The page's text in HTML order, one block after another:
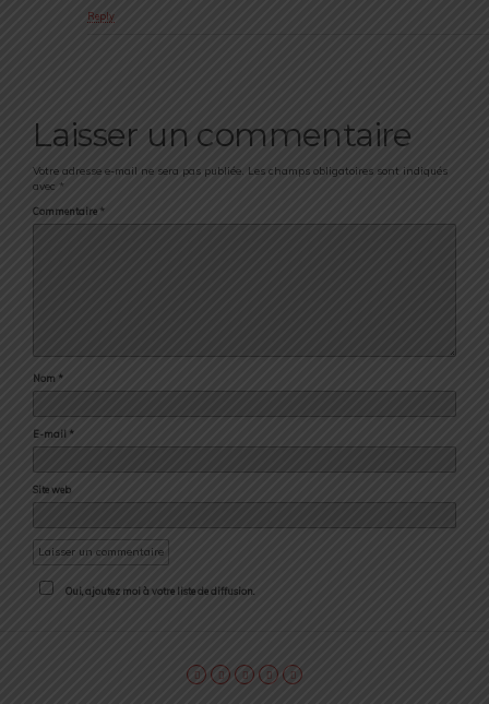
Reply
Laisser un commentaire
Votre adresse e-mail ne sera pas publiée. Les champs obligatoires sont indiqués
avec *
Commentaire *
Nom *
E-mail *
Site web
Oui, ajoutez moi à votre liste de diffusion.